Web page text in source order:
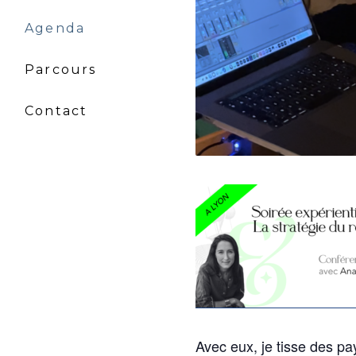
Agenda
Parcours
Contact
Avec eux, je tisse des